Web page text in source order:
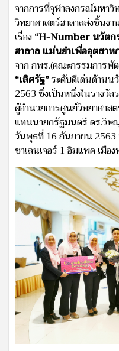
จากการที่จุฬาลงกรณ์มหา
วิทยาศาสตร์ฮาลาลส่งชิ้นง
เรื่อง“H-Number นวัตก
ฮาลาล แม่นยำเพื่ออุตสา
จาก กพร.(คณะกรรมการพั
“เลิศรัฐ”ระดับดีเด่นด้านน
2563 ซึ่งเป็นหนึ่งในรางวัล
ผู้อำนวยการศูนย์วิทยาศาส
แทนนายกรัฐมนตรี ดร.วิษ
วันพุธที่ 16 กันยายน 2563
ชาเลนเจอร์ 1 อิมแพค เมือ